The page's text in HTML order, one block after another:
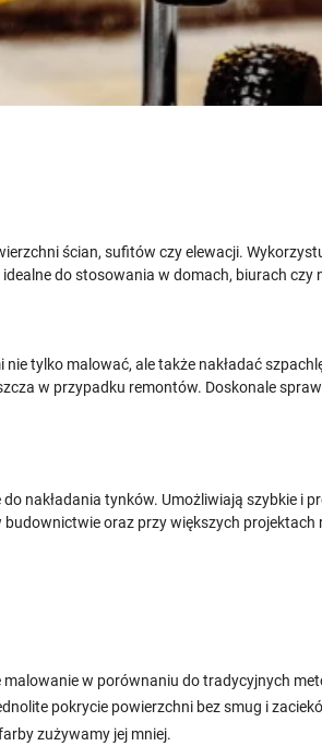
ścian, sufitów czy elewacji.
do stosowania w domach, biurach czy
tylko malować, ale także nakładać
w przypadku remontów. Doskonale
nakładania tynków. Umożliwiają szybkie i
oraz przy większych projektach
w porównaniu do tradycyjnych
pokrycie powierzchni bez smug i
zużywamy jej mniej.